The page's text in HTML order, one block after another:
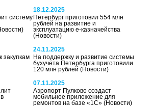
систему
18.12.2025
Петербург приготовил 554 млн
рублей на развитие и
эксплуатацию е-казначейства
(Новости)
закупкам
24.11.2025
На поддержку и развитие системы
бухучёта Петербурга приготовили
120 млн рублей(Новости)
07.11.2025
Аэропорт Пулково создаст
мобильное приложение для
ремонтов на базе «1С»(Новости)